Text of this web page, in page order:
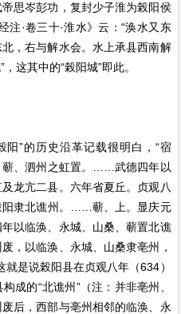
思岑彭功，复封少子淮为榖阳侯
注·卷三十·淮水》云：“涣水又东
，右与解水会。水上承县西南解
这其中的“榖阳城”即此。
”的历史沿革记载很明白，“宿
蕲、泗州之虹置。……武德四年以
龙亢二县。六年省夏丘。贞观八
阳隶北谯州。……蕲、上。显庆元
以临涣、永城、山桑、蕲置北谯
，以临涣、永城、山桑隶亳州，
是说榖阳县在贞观八年（634）
成的“北谯州”（注：并非亳州、
后，西部与亳州相邻的临涣、永